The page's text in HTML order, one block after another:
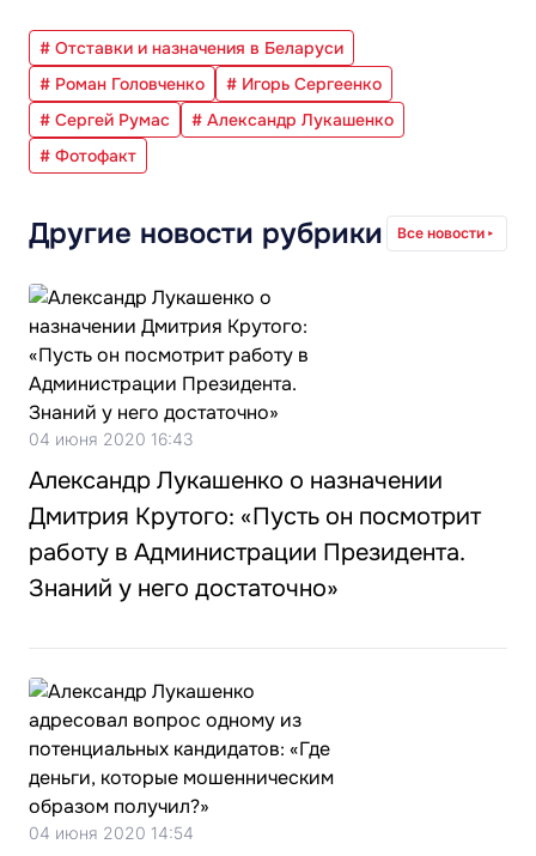
# Отставки и назначения в Беларуси
# Роман Головченко
# Игорь Сергеенко
# Сергей Румас
# Александр Лукашенко
# Фотофакт
Другие новости рубрики Все новости
04 июня 2020 16:43
Александр Лукашенко о назначении
Дмитрия Крутого: «Пусть он посмотрит
работу в Администрации Президента.
Знаний у него достаточно»
04 июня 2020 14:54